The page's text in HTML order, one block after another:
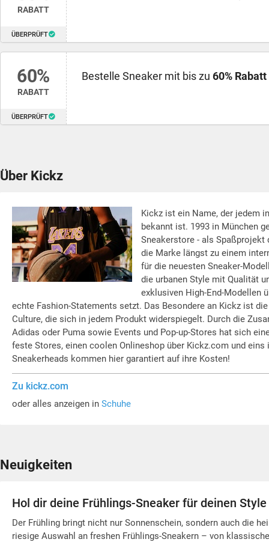
RABATT
ÜBERPRÜFT
60%
RABATT
ÜBERPRÜFT
Bestelle Sneaker mit bis zu 60% Rabatt
Über Kickz
Kickz ist ein Name, der jedem
bekannt ist. 1993 in München
Sneakerstore - als Spaßprojekt
die Marke längst zu einem
für die neuesten Sneaker-
die urbanen Style mit Qualität
exklusiven High-End-Modellen
echte Fashion-Statements setzt. Das Besondere an Kickz ist
Culture, die sich in jedem Produkt widerspiegelt. Durch die
Adidas oder Puma sowie Events und Pop-up-Stores hat sich
feste Stores, einen coolen Onlineshop über Kickz.com und
Sneakerheads kommen hier garantiert auf ihre Kosten!
Zu kickz.com
oder alles anzeigen in Schuhe
Neuigkeiten
Hol dir deine Frühlings-Sneaker für deinen Style
Der Frühling bringt nicht nur Sonnenschein, sondern auch die
riesige Auswahl an freshen Frühlings-Sneakern – von